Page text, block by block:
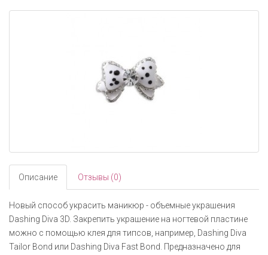
Описание Отзывы (0)
Новый способ украсить маникюр - объемные украшения
Dashing Diva 3D. Закрепить украшение на ногтевой пластине
можно с помощью клея для типсов, например, Dashing Diva
Tailor Bond или Dashing Diva Fast Bond. Предназначено для